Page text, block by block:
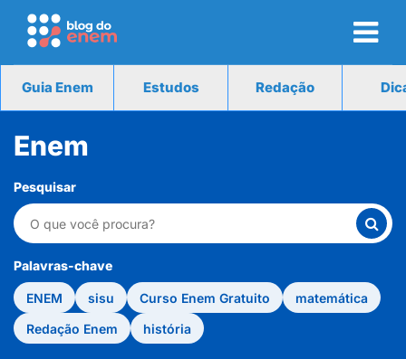
Guia Enem Estudos Redação
Enem
Pesquisar
Palavras-chave
ENEM sisu Curso Enem Gratuito
matemática
Redação Enem
história